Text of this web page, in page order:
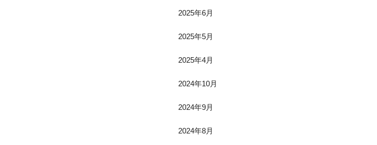
2025年6月
2025年5月
2025年4月
2024年10月
2024年9月
2024年8月